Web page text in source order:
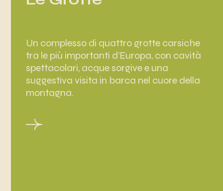
Un complesso di quattro grotte carsiche
tra le più importanti d’Europa, con cavità
spettacolari, acque sorgive e una
suggestiva visita in barca nel cuore della
montagna.